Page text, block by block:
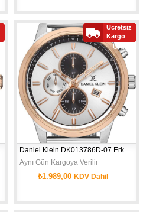
Aynı Gün Kargoya Verilir
₺1.989,00 KDV Dahil
Ücretsiz
Kargo
Yeni
Ürün